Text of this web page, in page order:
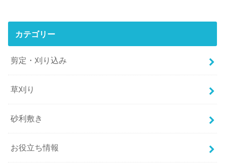
カテゴリー
剪定・刈り込み
草刈り
砂利敷き
お役立ち情報